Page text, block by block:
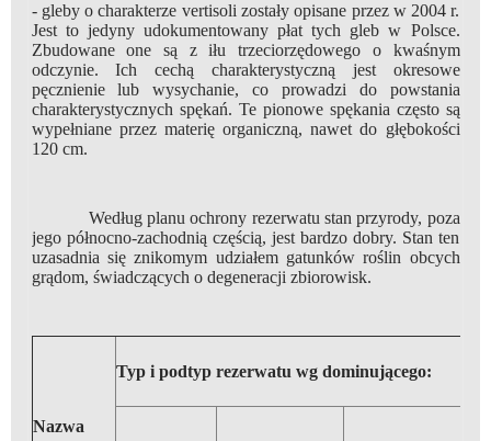
- gleby o charakterze vertisoli zostały opisane przez w 2004 r.
Jest to jedyny udokumentowany płat tych gleb w Polsce.
Zbudowane one są z iłu trzeciorzędowego o kwaśnym
odczynie. Ich cechą charakterystyczną jest okresowe
pęcznienie lub wysychanie, co prowadzi do powstania
charakterystycznych spękań. Te pionowe spękania często są
wypełniane przez materię organiczną, nawet do głębokości
120 cm.
Według planu ochrony rezerwatu stan przyrody, poza
jego północno-zachodnią częścią, jest bardzo dobry. Stan ten
uzasadnia się znikomym udziałem gatunków roślin obcych
grądom, świadczących o degeneracji zbiorowisk.
Nazwa
Typ i podtyp rezerwatu wg dominującego: